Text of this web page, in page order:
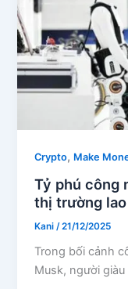
Crypto, Make
Tỷ phú công
thị trường
Kani /21/12/2025
Trong bối cảnh
Musk, người